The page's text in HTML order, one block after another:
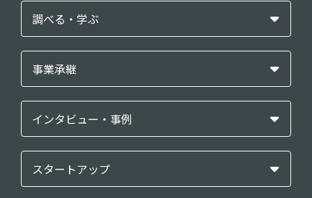
調べる・学ぶ
事業承継
インタビュー・事例
スタートアップ